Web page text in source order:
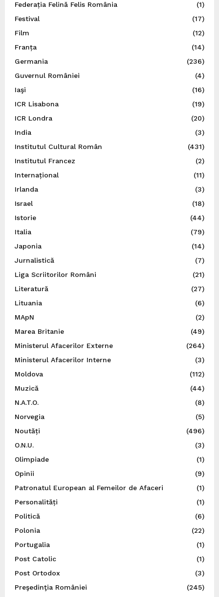
Federația Felină Felis România
(1)
Festival
(17)
Film
(12)
Franța
(14)
Germania
(236)
Guvernul României
(4)
Iaşi
(16)
ICR Lisabona
(19)
ICR Londra
(20)
India
(3)
Institutul Cultural Român
(431)
Institutul Francez
(2)
Internațional
(11)
Irlanda
(3)
Israel
(18)
Istorie
(44)
Italia
(79)
Japonia
(14)
Jurnalistică
(7)
Liga Scriitorilor Români
(21)
Literatură
(27)
Lituania
(6)
MApN
(2)
Marea Britanie
(49)
Ministerul Afacerilor Externe
(264)
Ministerul Afacerilor Interne
(3)
Moldova
(112)
Muzică
(44)
N.A.T.O.
(8)
Norvegia
(5)
Noutăți
(496)
O.N.U.
(3)
Olimpiade
(1)
Opinii
(9)
Patronatul European al Femeilor de Afaceri
(1)
Personalități
(1)
Politică
(6)
Polonia
(22)
Portugalia
(1)
Post Catolic
(1)
Post Ortodox
(3)
Preşedinţia României
(245)